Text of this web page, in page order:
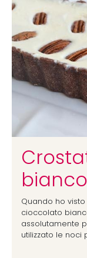
bianco
Quando ho
cioccolato
assolutamente
utilizzato le noci